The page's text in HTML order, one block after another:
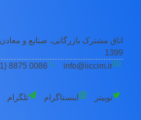
اتاق مشترک بازرگانی، صنایع و معادن
1399
info@iiccim.ir
0086 8875 (21) 98+
توییتر اینستاگرام تلگرام